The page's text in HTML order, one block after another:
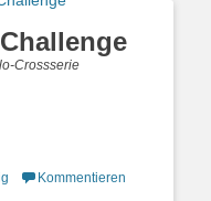
Crossserie
Kommentieren